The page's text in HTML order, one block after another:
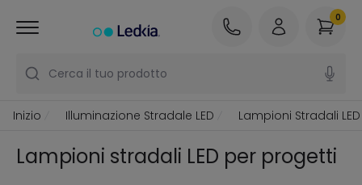
Cerca il tuo prodotto
0
Inizio Illuminazione Stradale LED Lampioni Stradali LED
Lampioni stradali LED per progetti